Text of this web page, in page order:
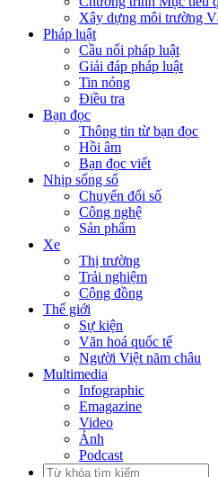
Xây dựng môi trường
Pháp luật
Cầu nối pháp luật
Giải đáp pháp luật
Tin nóng
Điều tra
Bạn đọc
Thông tin từ bạn đọc
Hồi âm
Bạn đọc viết
Nhịp sống số
Chuyển đổi số
Công nghệ
Sản phẩm
Xe
Thị trường
Trải nghiệm
Cộng đồng
Thế giới
Sự kiện
Văn hoá quốc tế
Người Việt năm châu
Multimedia
Infographic
Emagazine
Video
Ảnh
Podcast